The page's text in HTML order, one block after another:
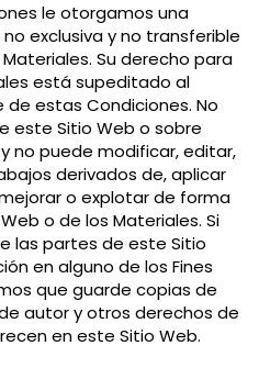
le otorgamos una
exclusiva y no transferible
Su derecho para
está supeditado al
estas Condiciones. No
este Sitio Web o sobre
no puede modificar, editar,
derivados de, aplicar
o explotar de forma
o de los Materiales. Si
las partes de este Sitio
en alguno de los Fines
que guarde copias de
autor y otros derechos de
en este Sitio Web.